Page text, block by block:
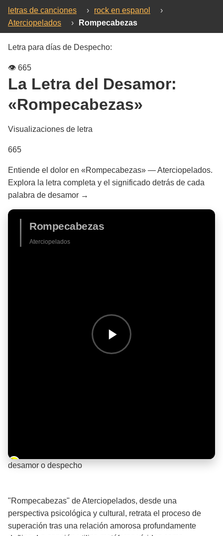
letras de canciones › rock en espanol
›
Aterciopelados
› Rompecabezas
Letra para días de Despecho:
👁️ 665
La Letra del Desamor:
«Rompecabezas»
Visualizaciones de letra
665
Entiende el dolor en «Rompecabezas» — Aterciopelados.
Explora la letra completa y el significado detrás de cada
palabra de desamor →
Rompecabezas
Aterciopelados
Barra de progreso de la reproducción
desamor o despecho
"Rompecabezas" de Aterciopelados, desde una
perspectiva psicológica y cultural, retrata el proceso de
superación tras una relación amorosa profundamente